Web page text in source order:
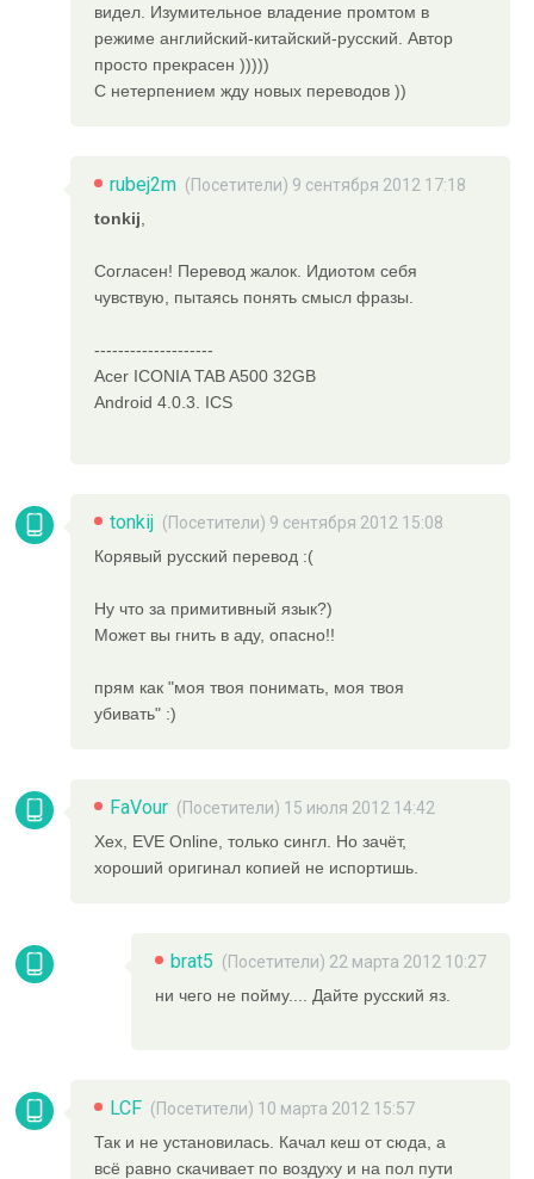
видел. Изумительное владение промтом в
режиме английский-китайский-русский. Автор
просто прекрасен )))))
С нетерпением жду новых переводов ))
rubej2m (Посетители) 9 сентября 2012 17:18
tonkij
Согласен! Перевод жалок. Идиотом себя
чувствую, пытаясь понять смысл фразы.
--------------------
Acer ICONIA TAB A500 32GB
Android 4.0.3. ICS
tonkij (Посетители) 9 сентября 2012 15:08
Корявый русский перевод :(
Ну что за примитивный язык?)
Может вы гнить в аду, опасно!!
прям как "моя твоя понимать, моя твоя
убивать" :)
FaVour (Посетители) 15 июля 2012 14:42
Хех, EVE Online, только сингл. Но зачёт,
хороший оригинал копией не испортишь.
brat5 (Посетители) 22 марта 2012 10:27
ни чего не пойму.... Дайте русский яз.
LCF (Посетители) 10 марта 2012 15:57
Так и не установилась. Качал кеш от сюда, а
всё равно скачивает по воздуху и на пол пути